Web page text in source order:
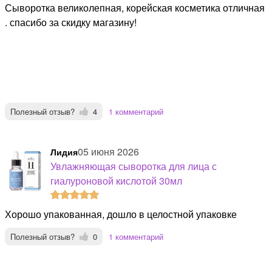
Сыворотка великолепная, корейская косметика отличная
. спасибо за скидку магазину!
Полезный отзыв? 4 1 комментарий
Лидия05 июня 2026
Увлажняющая сыворотка для лица с
гиалуроновой кислотой 30мл
Хорошо упакованная, дошло в целостной упаковке
Полезный отзыв? 0 1 комментарий